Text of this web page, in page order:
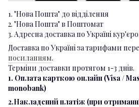
1. "Нова Пошта" до відділення
2. "Нова Пошта" в Поштомат
3. Адресна доставка по Україні
Доставка по Україні за тарифами
посиланням.
Терміни доставки протягом 1-3 днів.
1. Оплата карткою онлайн (Visa /
monobank)
2.Накладений платіж (при